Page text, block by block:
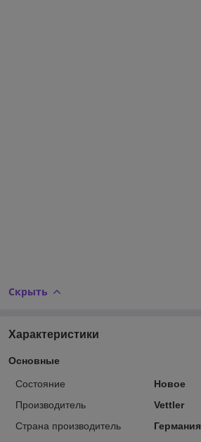
Скрыть
Характеристики
Основные
Состояние
Новое
Производитель
Vettler
Страна производитель
Германия